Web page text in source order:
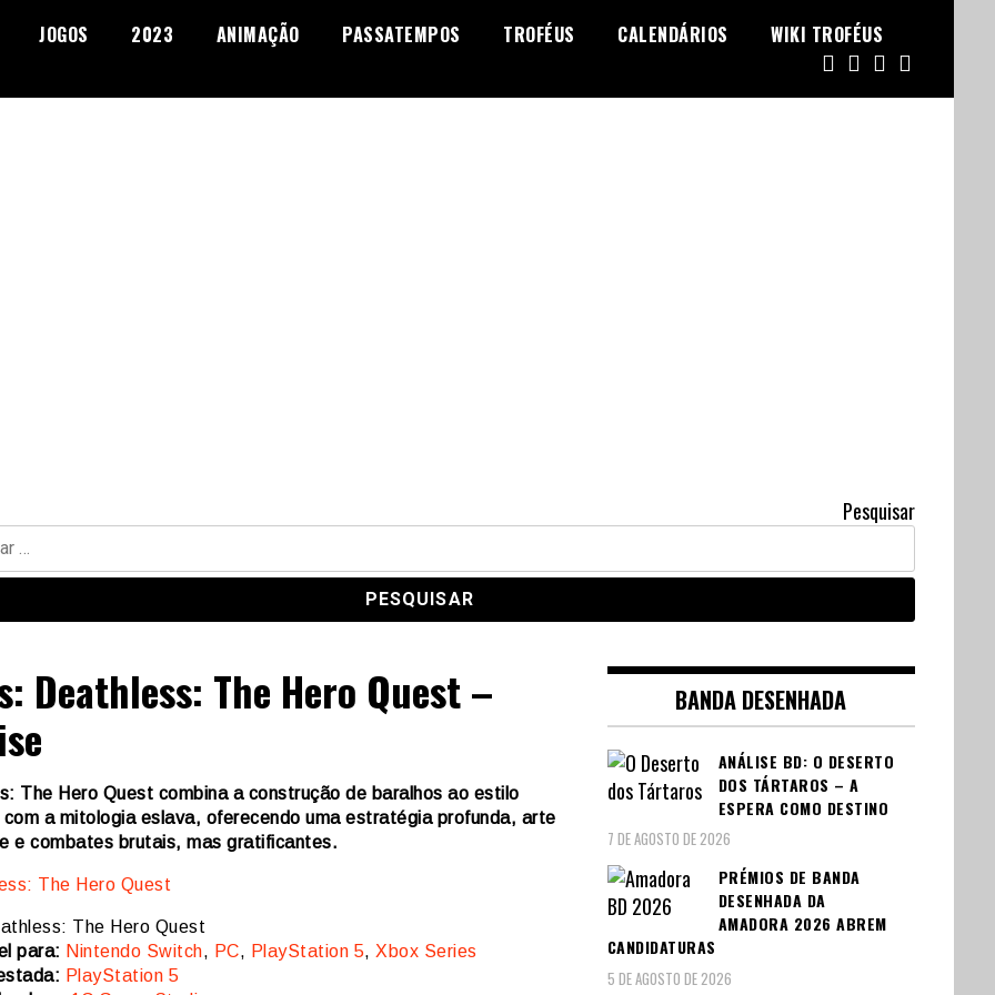
JOGOS 2023 ANIMAÇÃO PASSATEMPOS TROFÉUS CALENDÁRIOS WIKI TROFÉUS
Pesquisar
Deathless: The Hero Quest –
The Hero Quest combina a construção de baralhos ao estilo
com a mitologia eslava, oferecendo uma estratégia profunda, arte
e combates brutais, mas gratificantes.
The Hero Quest
para: Nintendo Switch, PC, PlayStation 5, Xbox Series
PlayStation 5
BANDA DESENHADA
ANÁLISE BD: O DESERTO
DOS TÁRTAROS – A
ESPERA COMO DESTINO
7 DE AGOSTO DE 2026
PRÉMIOS DE BANDA
DESENHADA DA
AMADORA 2026 ABREM
CANDIDATURAS
5 DE AGOSTO DE 2026